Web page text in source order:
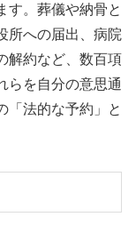
す。葬儀や納骨と
所への届出、病院
解約など、数百項
らを自分の意思通
「法的な予約」と